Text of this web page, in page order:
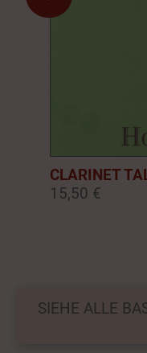
CLARINET
15,50 €
SIEHE ALLE